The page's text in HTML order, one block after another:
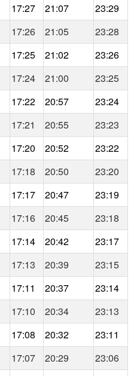
17:27 21:07
23:29
17:26 21:05
23:28
17:25 21:02
23:26
17:24 21:00
23:25
17:22 20:57
23:24
17:21 20:55
23:23
17:20 20:52
23:22
17:18 20:50
23:20
17:17 20:47
23:19
17:16 20:45
23:18
17:14 20:42
23:17
17:13 20:39
23:15
17:11 20:37
23:14
17:10 20:34
23:13
17:08 20:32
23:11
17:07 20:29
23:06